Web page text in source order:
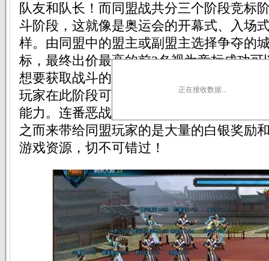
队友和队长！而同盟战共分三个阶段竞标
斗阶段，这就像是奥运会的开幕式、入场
样。由同盟中的盟主或副盟主选择争夺的
标，最终出价最高的前2名视为竞标成功
想要获取战斗的胜利，入场阶段的战前准
玩家在此阶段可以提升所有参战人员的士
能力。连番恶战，在战斗阶段最终胜出的
之而来带给同盟玩家的是大量的白银奖励
游戏资源，切不可错过！
正在接收数据...